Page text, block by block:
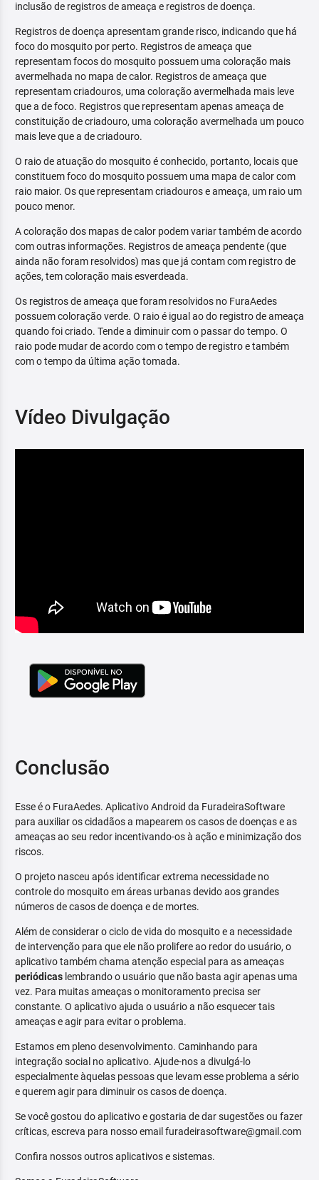
inclusão de registros de ameaça e registros de doença.
Registros de doença apresentam grande risco, indicando que há
foco do mosquito por perto. Registros de ameaça que
representam focos do mosquito possuem uma coloração mais
avermelhada no mapa de calor. Registros de ameaça que
representam criadouros, uma coloração avermelhada mais leve
que a de foco. Registros que representam apenas ameaça de
constituição de criadouro, uma coloração avermelhada um pouco
mais leve que a de criadouro.
O raio de atuação do mosquito é conhecido, portanto, locais que
constituem foco do mosquito possuem uma mapa de calor com
raio maior. Os que representam criadouros e ameaça, um raio um
pouco menor.
A coloração dos mapas de calor podem variar também de acordo
com outras informações. Registros de ameaça pendente (que
ainda não foram resolvidos) mas que já contam com registro de
ações, tem coloração mais esverdeada.
Os registros de ameaça que foram resolvidos no FuraAedes
possuem coloração verde. O raio é igual ao do registro de ameaça
quando foi criado. Tende a diminuir com o passar do tempo. O
raio pode mudar de acordo com o tempo de registro e também
com o tempo da última ação tomada.
Vídeo Divulgação
Conclusão
Esse é o FuraAedes. Aplicativo Android da FuradeiraSoftware
para auxiliar os cidadãos a mapearem os casos de doenças e as
ameaças ao seu redor incentivando-os à ação e minimização dos
riscos.
O projeto nasceu após identificar extrema necessidade no
controle do mosquito em áreas urbanas devido aos grandes
números de casos de doença e de mortes.
Além de considerar o ciclo de vida do mosquito e a necessidade
de intervenção para que ele não prolifere ao redor do usuário, o
aplicativo também chama atenção especial para as ameaças
periódicas lembrando o usuário que não basta agir apenas uma
vez. Para muitas ameaças o monitoramento precisa ser
constante. O aplicativo ajuda o usuário a não esquecer tais
ameaças e agir para evitar o problema.
Estamos em pleno desenvolvimento. Caminhando para
integração social no aplicativo. Ajude-nos a divulgá-lo
especialmente àquelas pessoas que levam esse problema a sério
e querem agir para diminuir os casos de doença.
Se você gostou do aplicativo e gostaria de dar sugestões ou fazer
críticas, escreva para nosso email furadeirasoftware@gmail.com
Confira nossos outros aplicativos e sistemas.